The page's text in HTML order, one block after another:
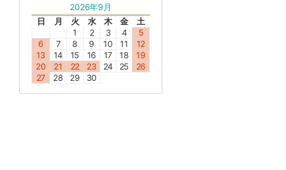
2026年9月
日
月 火 水 木 金
土
1
2 3 4
5
6
7 8 9 10 11
12
13
14 15 16 17 18
19
20
21 22 23 24 25
26
27
28 29 30